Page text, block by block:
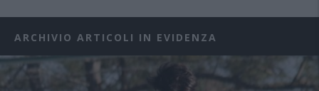
ARCHIVIO ARTICOLI IN EVIDENZA